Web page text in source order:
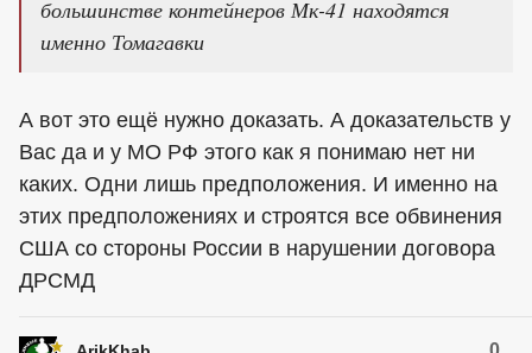
большинстве контейнеров Мк-41 находятся
именно Томагавки
А вот это ещё нужно доказать. А доказательств у
Вас да и у МО РФ этого как я понимаю нет ни
каких. Одни лишь предположения. И именно на
этих предположениях и строятся все обвинения
США со стороны России в нарушении договора
ДРСМД